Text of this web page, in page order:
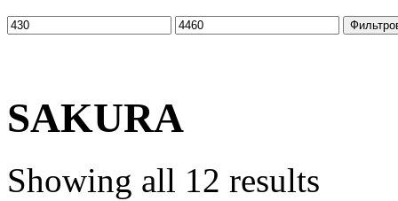
SAKURA
Showing all 12 results